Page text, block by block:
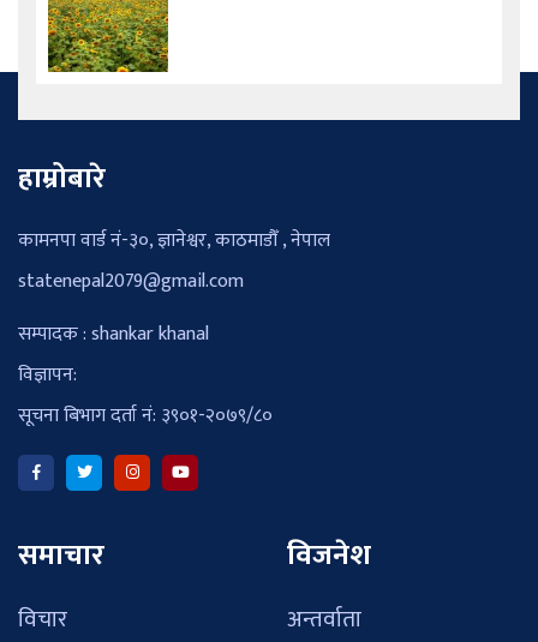
हाम्रोबारे
कामनपा वार्ड नं-३०, ज्ञानेश्वर, काठमाडौँ , नेपाल
statenepal2079@gmail.com
सम्पादक : shankar khanal
विज्ञापन:
सूचना बिभाग दर्ता नं: ३९०१-२०७९/८०
समाचार
विचार
विजनेश
अन्तर्वाता